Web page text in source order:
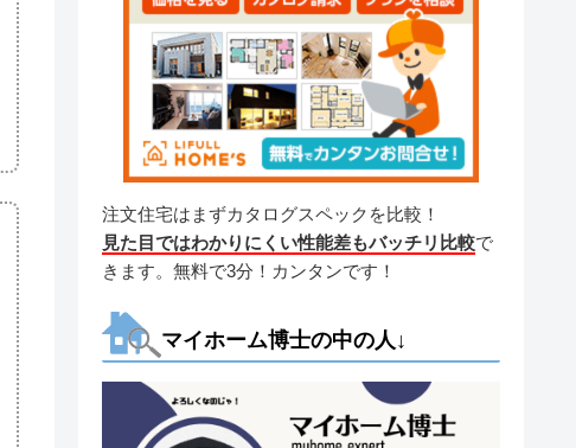
注文住宅はまずカタログスペックを比較！
見た目ではわかりにくい性能差もバッチリ比較で
きます。無料で3分！カンタンです！
マイホーム博士の中の人↓